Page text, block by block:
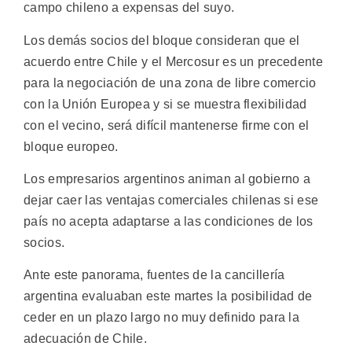
campo chileno a expensas del suyo.
Los demás socios del bloque consideran que el
acuerdo entre Chile y el Mercosur es un precedente
para la negociación de una zona de libre comercio
con la Unión Europea y si se muestra flexibilidad
con el vecino, será difícil mantenerse firme con el
bloque europeo.
Los empresarios argentinos animan al gobierno a
dejar caer las ventajas comerciales chilenas si ese
país no acepta adaptarse a las condiciones de los
socios.
Ante este panorama, fuentes de la cancillería
argentina evaluaban este martes la posibilidad de
ceder en un plazo largo no muy definido para la
adecuación de Chile.